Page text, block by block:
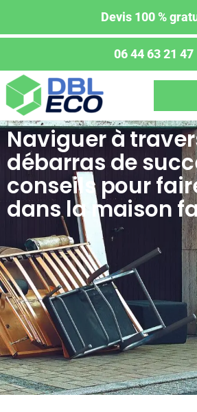
Devis 100 %
06 44 63 21 47
Naviguer à
débarras de
conseils pour
dans la maison